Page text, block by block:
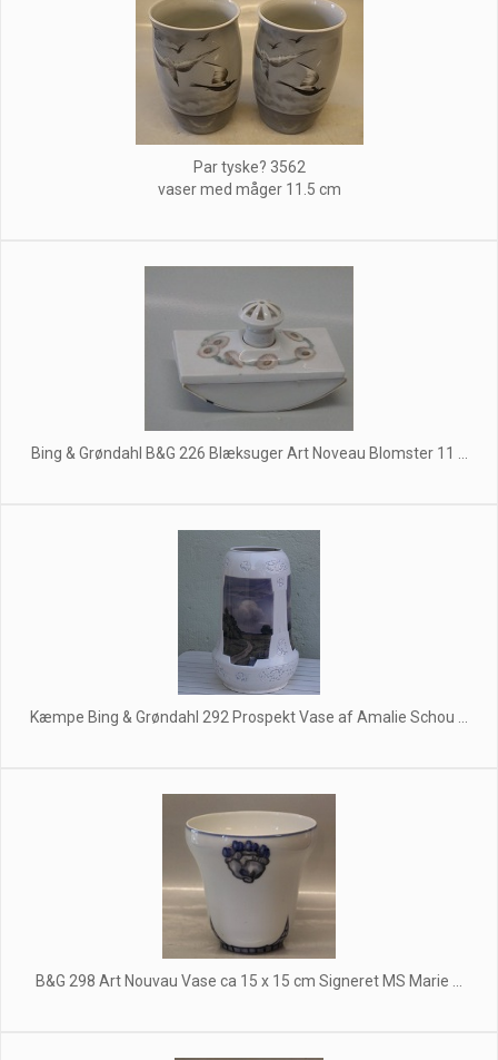
Par tyske? 3562
vaser med måger 11.5 cm
Bing & Grøndahl B&G 226 Blæksuger Art Noveau Blomster 11 ...
Kæmpe Bing & Grøndahl 292 Prospekt Vase af Amalie Schou ...
B&G 298 Art Nouvau Vase ca 15 x 15 cm Signeret MS Marie ...